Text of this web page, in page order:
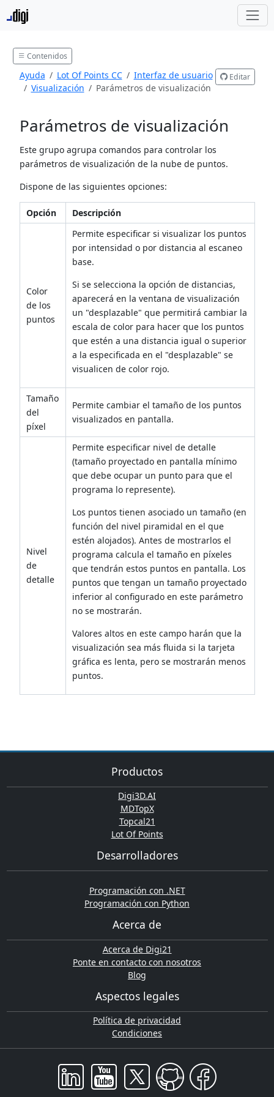
Contenidos
Ayuda Lot Of Points CC
Interfaz de usuario
Visualización
Parámetros de visualización
Editar
Parámetros de visualización
Este grupo agrupa comandos para controlar los
parámetros de visualización de la nube de puntos.
Dispone de las siguientes opciones:
Opción Descripción
Color
de los
puntos
Permite especificar si visualizar los puntos
por intensidad o por distancia al escaneo
base.
Si se selecciona la opción de distancias,
aparecerá en la ventana de visualización
un "desplazable" que permitirá cambiar la
escala de color para hacer que los puntos
que estén a una distancia igual o superior
a la especificada en el "desplazable" se
visualicen de color rojo.
Tamaño
del
píxel
Permite cambiar el tamaño de los puntos
visualizados en pantalla.
Nivel
de
detalle
Permite especificar nivel de detalle
(tamaño proyectado en pantalla mínimo
que debe ocupar un punto para que el
programa lo represente).
Los puntos tienen asociado un tamaño (en
función del nivel piramidal en el que
estén alojados). Antes de mostrarlos el
programa calcula el tamaño en píxeles
que tendrán estos puntos en pantalla. Los
puntos que tengan un tamaño proyectado
inferior al configurado en este parámetro
no se mostrarán.
Valores altos en este campo harán que la
visualización sea más fluida si la tarjeta
gráfica es lenta, pero se mostrarán menos
puntos.
Productos
Digi3D.AI
MDTopX
Topcal21
Lot Of Points
Desarrolladores
Programación con .NET
Programación con Python
Acerca de
Acerca de Digi21
Ponte en contacto con nosotros
Blog
Aspectos legales
Política de privacidad
Condiciones